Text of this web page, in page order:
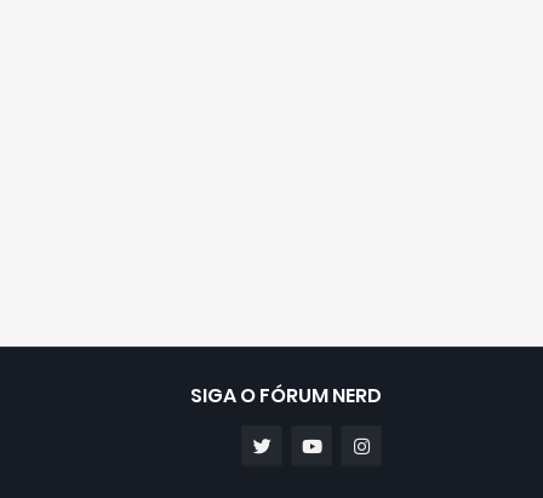
SIGA O FÓRUM NERD